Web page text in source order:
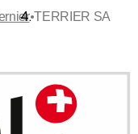
•TERRIER SA